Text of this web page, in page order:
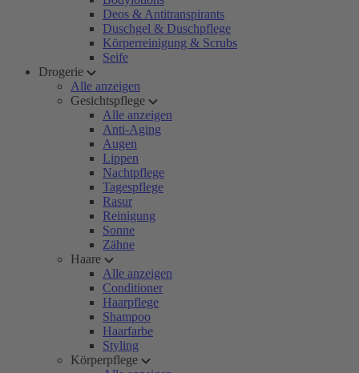
Deos & Antitranspirants
Duschgel & Duschpflege
Körperreinigung & Scrubs
Seife
Drogerie
Alle anzeigen
Gesichtspflege
Alle anzeigen
Anti-Aging
Augen
Lippen
Nachtpflege
Tagespflege
Rasur
Reinigung
Sonne
Zähne
Haare
Alle anzeigen
Conditioner
Haarpflege
Shampoo
Haarfarbe
Styling
Körperpflege